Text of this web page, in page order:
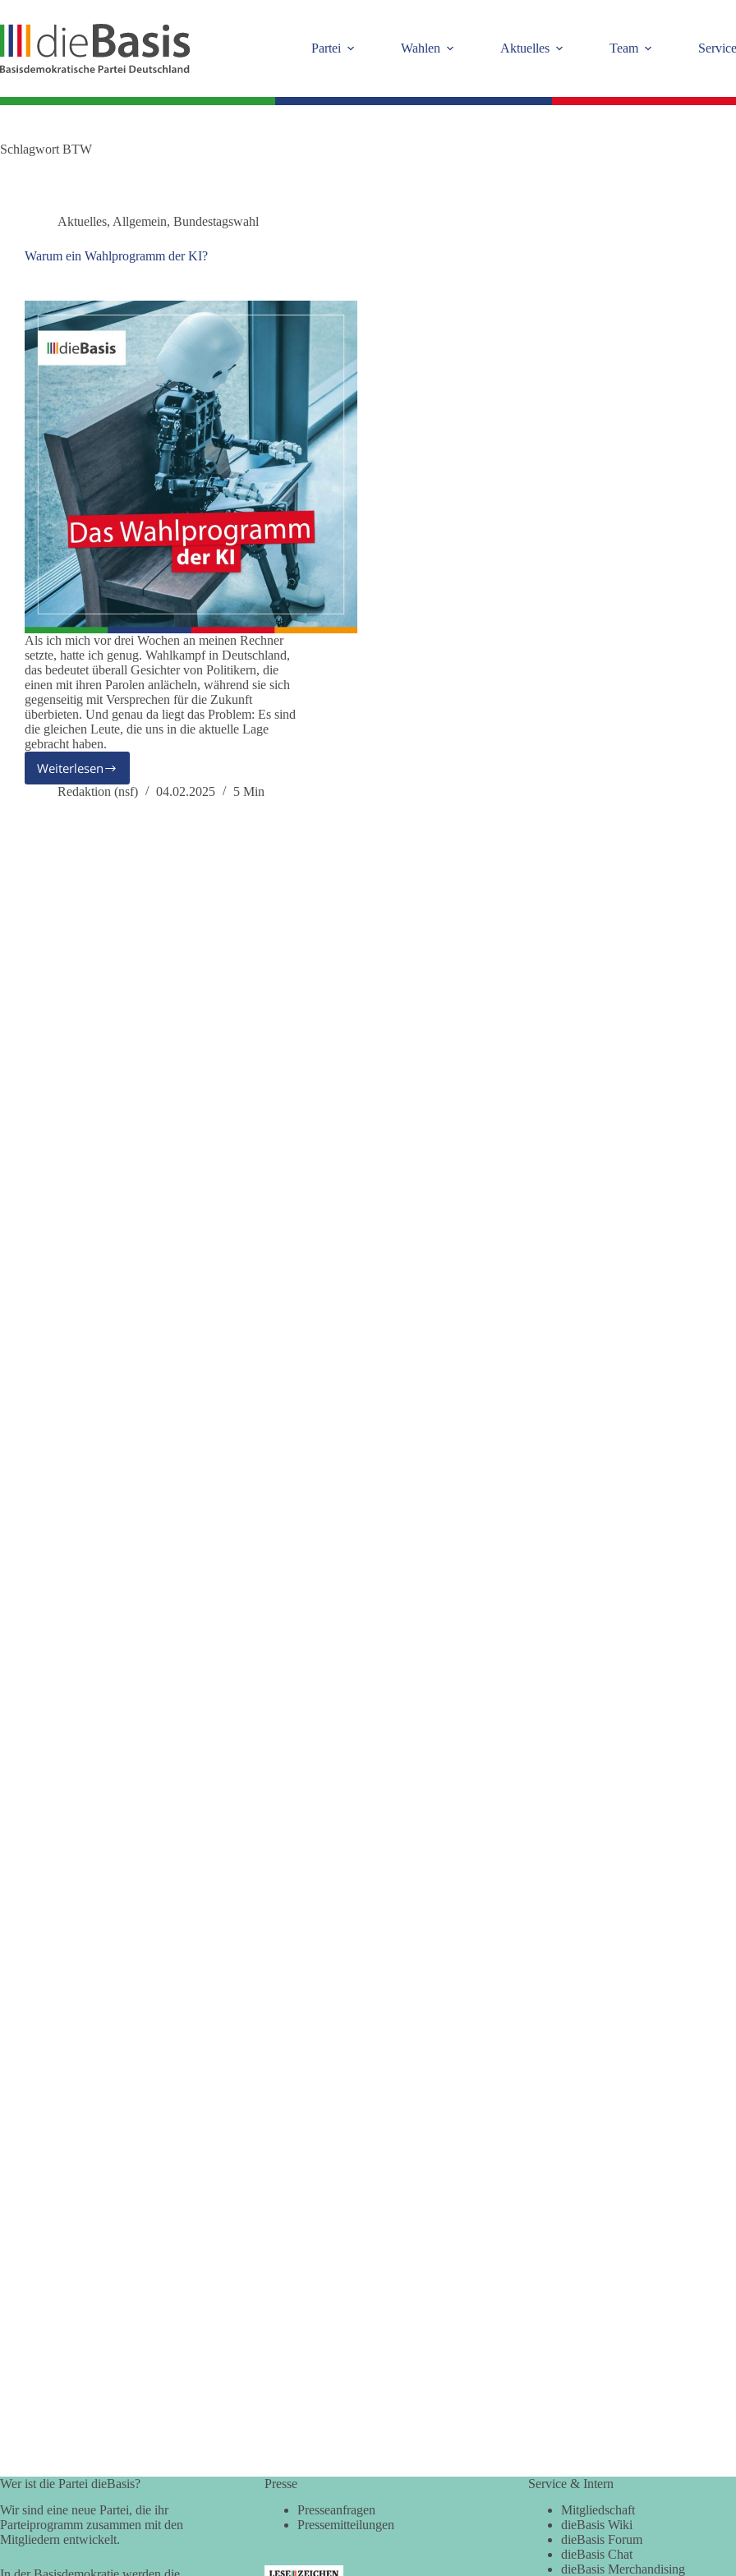
springen
Partei
Wahlen Aktuelles Team Service
Schlagwort BTW
Aktuelles, Allgemein, Bundestagswahl
Warum ein Wahlprogramm der KI?
Als ich mich vor drei Wochen an meinen Rechner
setzte, hatte ich genug. Wahlkampf in Deutschland,
das bedeutet überall Gesichter von Politikern, die
einen mit ihren Parolen anlächeln, während sie sich
gegenseitig mit Versprechen für die Zukunft
überbieten. Und genau da liegt das Problem: Es sind
die gleichen Leute, die uns in die aktuelle Lage
gebracht haben.
Weiterlesen
Warum
ein
Redaktion (nsf) 04.02.2025 5 Min
Wer ist die Partei dieBasis?
Wir sind eine neue Partei, die ihr
Parteiprogramm zusammen mit den
Mitgliedern entwickelt.
Presse
Presseanfragen
Pressemitteilungen
Service & Intern
Mitgliedschaft
dieBasis Wiki
dieBasis Forum
dieBasis Chat
dieBasis Merchandising